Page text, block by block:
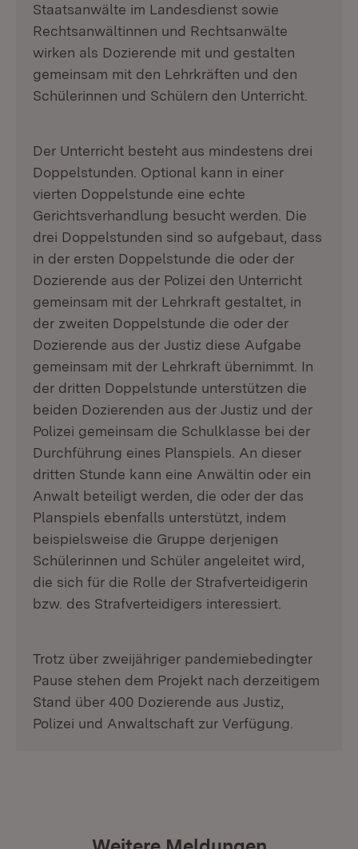
Staatsanwälte im Landesdienst sowie
Rechtsanwältinnen und Rechtsanwälte
wirken als Dozierende mit und gestalten
gemeinsam mit den Lehrkräften und den
Schülerinnen und Schülern den Unterricht.
Der Unterricht besteht aus mindestens drei
Doppelstunden. Optional kann in einer
vierten Doppelstunde eine echte
Gerichtsverhandlung besucht werden. Die
drei Doppelstunden sind so aufgebaut, dass
in der ersten Doppelstunde die oder der
Dozierende aus der Polizei den Unterricht
gemeinsam mit der Lehrkraft gestaltet, in
der zweiten Doppelstunde die oder der
Dozierende aus der Justiz diese Aufgabe
gemeinsam mit der Lehrkraft übernimmt. In
der dritten Doppelstunde unterstützen die
beiden Dozierenden aus der Justiz und der
Polizei gemeinsam die Schulklasse bei der
Durchführung eines Planspiels. An dieser
dritten Stunde kann eine Anwältin oder ein
Anwalt beteiligt werden, die oder der das
Planspiels ebenfalls unterstützt, indem
beispielsweise die Gruppe derjenigen
Schülerinnen und Schüler angeleitet wird,
die sich für die Rolle der Strafverteidigerin
bzw. des Strafverteidigers interessiert.
Trotz über zweijähriger pandemiebedingter
Pause stehen dem Projekt nach derzeitigem
Stand über 400 Dozierende aus Justiz,
Polizei und Anwaltschaft zur Verfügung.